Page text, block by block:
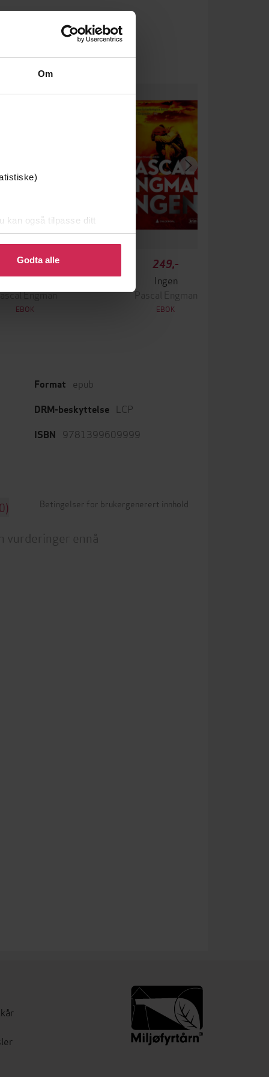
Om
kan også tilpasse ditt
eller endre ditt samtykke.
Godta alle
349,-
Krigen
Engman
EBOK
249,-
Ingen
Pascal Engman
EBOK
Format epub
DRM-beskyttelse LCP
ISBN 9781399609999
Betingelser for brukergenerert innhold
vurderinger ennå